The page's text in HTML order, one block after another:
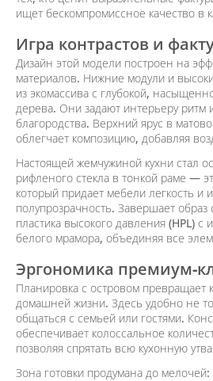
ищет бескомпромиссное качество в
Игра контрастов и
Дизайн этой модели построен на
материалов. Нижние модули и
из экомассива с глубокой,
дерева. Они задают интерьеру ритм
благородства. Верхний ярус в
облегчает композицию, добавляя
Настоящей жемчужиной кухни стал
рифленого стекла в тонкой раме —
который придает мебели легкость и
полупрозрачность. Завершает
пластика высокого давления (HPL) с
белого мрамора, объединяя все
Эргономика премиум-
Планировка с островом превращает
домашней жизни. Здесь удобно не
общаться с семьей или гостями.
обеспечивает колоссальное
позволяя спрятать всю кухонную
Зона готовки продумана до мелочей: